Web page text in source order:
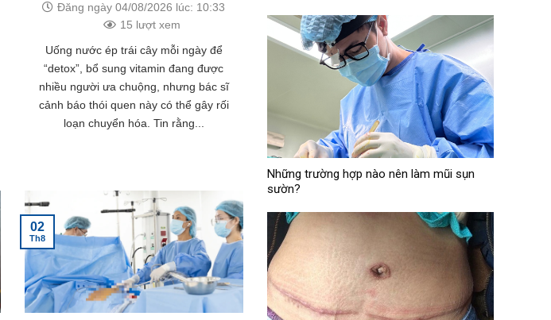
Đăng ngày 04/08/2026 lúc: 10:33
15 lượt xem
Uống nước ép trái cây mỗi ngày để
“detox”, bổ sung vitamin đang được
nhiều người ưa chuộng, nhưng bác sĩ
cảnh báo thói quen này có thể gây rối
loạn chuyển hóa. Tin rằng...
02
Th8
Những trường hợp nào nên làm mũi sụn
sườn?